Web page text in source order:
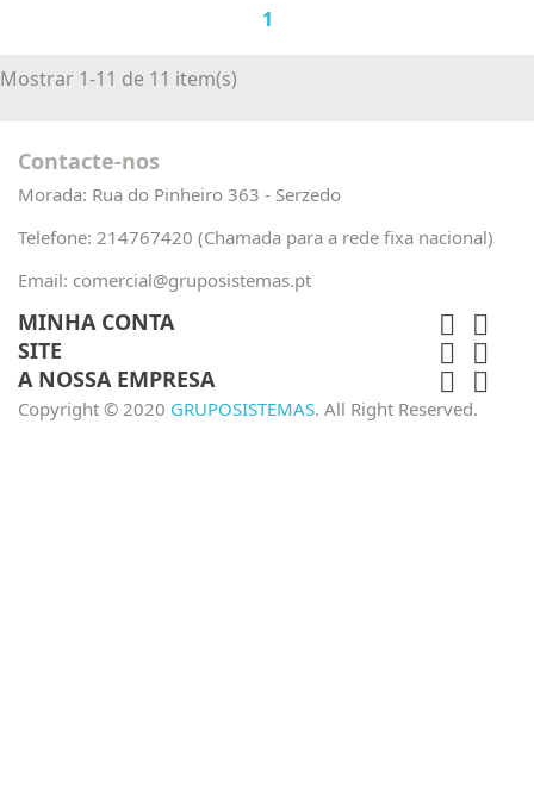
1
Mostrar 1-11 de 11 item(s)
Contacte-nos
Morada: Rua do Pinheiro 363 - Serzedo
Telefone: 214767420 (Chamada para a rede fixa nacional)
Email: comercial@gruposistemas.pt
MINHA CONTA  
SITE  
A NOSSA EMPRESA  
Copyright © 2020 GRUPOSISTEMAS. All Right Reserved.